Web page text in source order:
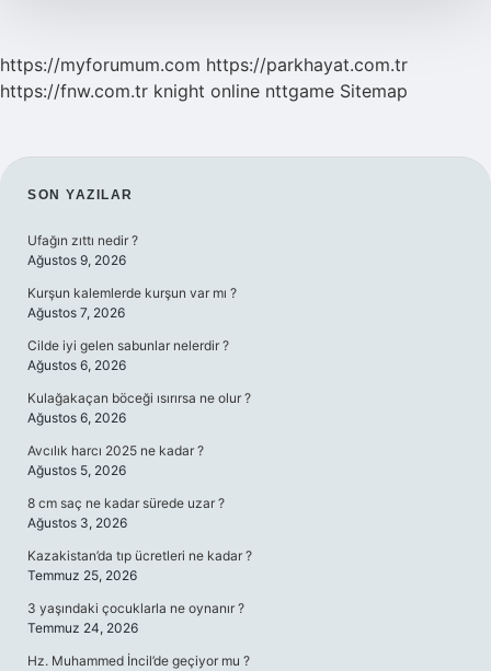
https://myforumum.com https://parkhayat.com.tr
https://fnw.com.tr knight online nttgame Sitemap
SIDEBAR
SON YAZILAR
Ufağın zıttı nedir ?
Ağustos 9, 2026
Kurşun kalemlerde kurşun var mı ?
Ağustos 7, 2026
Cilde iyi gelen sabunlar nelerdir ?
Ağustos 6, 2026
Kulağakaçan böceği ısırırsa ne olur ?
Ağustos 6, 2026
Avcılık harcı 2025 ne kadar ?
Ağustos 5, 2026
8 cm saç ne kadar sürede uzar ?
Ağustos 3, 2026
Kazakistan’da tıp ücretleri ne kadar ?
Temmuz 25, 2026
3 yaşındaki çocuklarla ne oynanır ?
Temmuz 24, 2026
Hz. Muhammed İncil’de geçiyor mu ?